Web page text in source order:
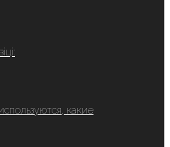
какие